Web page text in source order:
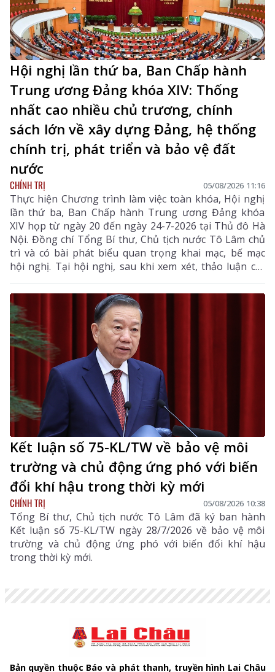
Hội nghị lần thứ ba, Ban Chấp hành
Trung ương Đảng khóa XIV: Thống
nhất cao nhiều chủ trương, chính
sách lớn về xây dựng Đảng, hệ thống
chính trị, phát triển và bảo vệ đất
nước
CHÍNH TRỊ 05/08/2026 11:16
Thực hiện Chương trình làm việc toàn khóa, Hội nghị
lần thứ ba, Ban Chấp hành Trung ương Đảng khóa
XIV họp từ ngày 20 đến ngày 24-7-2026 tại Thủ đô Hà
Nội. Đồng chí Tổng Bí thư, Chủ tịch nước Tô Lâm chủ
trì và có bài phát biểu quan trọng khai mạc, bế mạc
hội nghị. Tại hội nghị, sau khi xem xét, thảo luận các
tờ trình, báo cáo của Bộ Chính trị, Ban Chấp hành
Trung ương đã thống nhất cao nhiều chủ trương,
chính sách lớn về xây dựng Đảng, hệ thống chính trị,
phát triển và bảo vệ đất nước.
Kết luận số 75-KL/TW về bảo vệ môi
trường và chủ động ứng phó với biến
đổi khí hậu trong thời kỳ mới
CHÍNH TRỊ 05/08/2026 10:38
Tổng Bí thư, Chủ tịch nước Tô Lâm đã ký ban hành
Kết luận số 75-KL/TW ngày 28/7/2026 về bảo vệ môi
trường và chủ động ứng phó với biến đổi khí hậu
trong thời kỳ mới.
Bản quyền thuộc Báo và phát thanh, truyền hình Lai Châu